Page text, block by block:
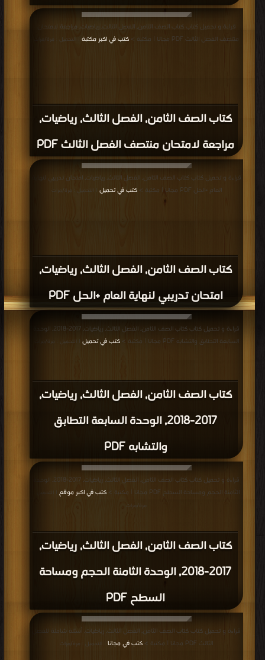
كتاب الصف الثامن, الفصل الثالث, رياضيات,
مراجعة لامتحان منتصف الفصل الثالث PDF
قراءة و تحميل كتاب كتاب الصف الثامن, الفصل الثالث, رياضيات, مراجعة لامتحان
منتصف الفصل الثالث PDF مجانا | مكتبة >
كتب في اكبر مكتبة | التحميل : مرة/مرات
كتاب الصف الثامن, الفصل الثالث, رياضيات,
امتحان تدريبي لنهاية العام +الحل PDF
قراءة و تحميل كتاب كتاب الصف الثامن, الفصل الثالث, رياضيات, امتحان تدريبي لنهاية
العام +الحل PDF مجانا | مكتبة >
كتب في تحميل | التحميل : مرة/مرات
كتاب الصف الثامن, الفصل الثالث, رياضيات,
2017-2018, الوحدة السابعة التطابق
والتشابه PDF
قراءة و تحميل كتاب كتاب الصف الثامن, الفصل الثالث, رياضيات, 2017-2018, الوحدة
السابعة التطابق والتشابه PDF مجانا | مكتبة >
كتب في تحميل | التحميل : مرة/مرات
كتاب الصف الثامن, الفصل الثالث, رياضيات,
2017-2018, الوحدة الثامنة الحجم ومساحة
السطح PDF
قراءة و تحميل كتاب كتاب الصف الثامن, الفصل الثالث, رياضيات, 2017-2018, الوحدة
الثامنة الحجم ومساحة السطح PDF مجانا | مكتبة >
كتب في اكبر موقع
| التحميل :
مرة/مرات
قراءة و تحميل كتاب كتاب الصف الثامن, الفصل الثالث, رياضيات, أسئلة شاملة للفصل
الثالث PDF مجانا | مكتبة >
كتب في مجانا | التحميل : مرة/مرات